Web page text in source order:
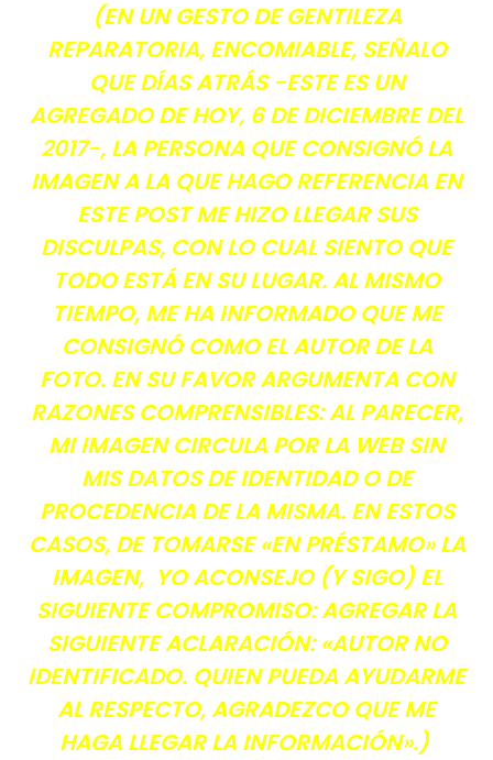
(EN UN GESTO DE GENTILEZA
REPARATORIA, ENCOMIABLE, SEÑALO
QUE DÍAS ATRÁS -ESTE ES UN
AGREGADO DE HOY, 6 DE DICIEMBRE DEL
2017-, LA PERSONA QUE CONSIGNÓ LA
IMAGEN A LA QUE HAGO REFERENCIA EN
ESTE POST ME HIZO LLEGAR SUS
DISCULPAS, CON LO CUAL SIENTO QUE
TODO ESTÁ EN SU LUGAR. AL MISMO
TIEMPO, ME HA INFORMADO QUE ME
CONSIGNÓ COMO EL AUTOR DE LA
FOTO. EN SU FAVOR ARGUMENTA CON
RAZONES COMPRENSIBLES: AL PARECER,
MI IMAGEN CIRCULA POR LA WEB SIN
MIS DATOS DE IDENTIDAD O DE
PROCEDENCIA DE LA MISMA. EN ESTOS
CASOS, DE TOMARSE «EN PRÉSTAMO» LA
IMAGEN, YO ACONSEJO (Y SIGO) EL
SIGUIENTE COMPROMISO: AGREGAR LA
SIGUIENTE ACLARACIÓN: «AUTOR NO
IDENTIFICADO. QUIEN PUEDA AYUDARME
AL RESPECTO, AGRADEZCO QUE ME
HAGA LLEGAR LA INFORMACIÓN».)